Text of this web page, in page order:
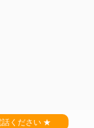
ください ★